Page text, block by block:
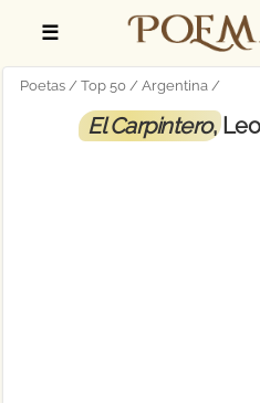
☰
Poetas Top 50 Argentina
El Carpintero,